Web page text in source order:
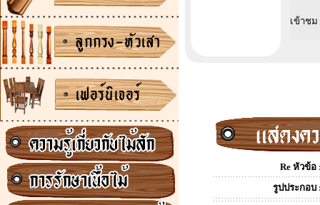
เข้าชม
Re หัวข้อ
รูปประกอบ